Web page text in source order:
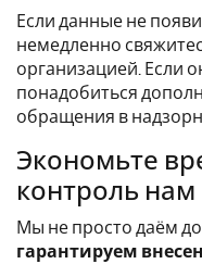
Если данные не
немедленно
организацией. Если
понадобиться
обращения в
Экономьте
контроль нам
Мы не просто даём
гарантируем